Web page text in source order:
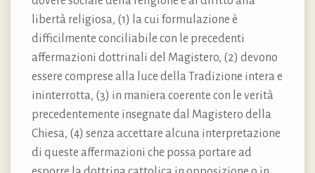
libertà religiosa, (1) la cui formulazione è
difficilmente conciliabile con le precedenti
affermazioni dottrinali del Magistero, (2) devono
essere comprese alla luce della Tradizione intera e
ininterrotta, (3) in maniera coerente con le verità
precedentemente insegnate dal Magistero della
Chiesa, (4) senza accettare alcuna interpretazione
di queste affermazioni che possa portare ad